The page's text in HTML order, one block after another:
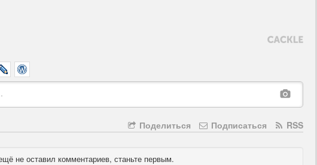
RSS
Подписаться
Поделиться
не оставил комментариев, станьте первым.